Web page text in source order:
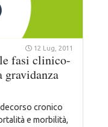
12 Lug, 2011
fasi clinico-
gravidanza
cronico
e morbilità,